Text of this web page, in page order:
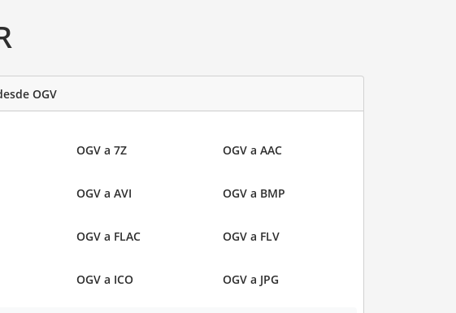
OGV
OGV a 7Z OGV a AAC
OGV a AVI OGV a BMP
OGV a FLAC OGV a FLV
OGV a ICO OGV a JPG